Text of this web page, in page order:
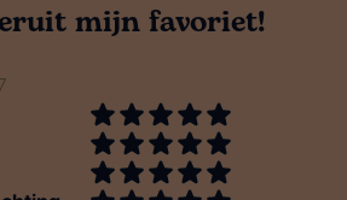
mijn favoriet!